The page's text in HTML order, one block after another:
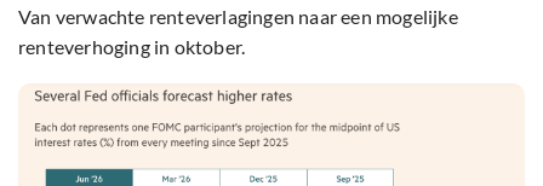
Van verwachte renteverlagingen naar een mogelijke
renteverhoging in oktober.